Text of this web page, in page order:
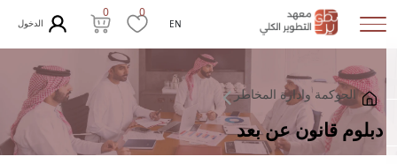
EN
0
0
الدخول
الحوكمة وادارة المخاطر
دبلوم قانون عن بعد